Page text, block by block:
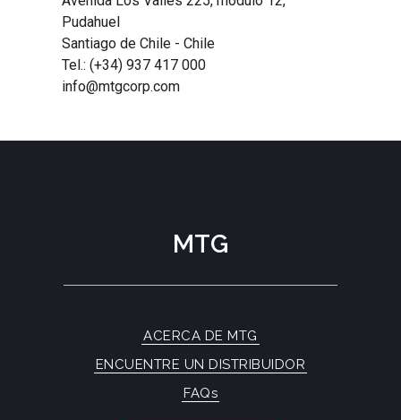
Pudahuel
Santiago de Chile - Chile
Tel.:(+34) 937 417 000
info@mtgcorp.com
MTG
ACERCA DE MTG
ENCUENTRE UN DISTRIBUIDOR
FAQs